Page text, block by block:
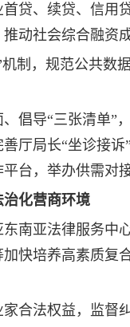
贷、续贷、信用
动社会综合融资
制，规范公共数
倡导“三张清单”
厅局长“坐诊接
台，举办供需对
治化营商环境
南亚法律服务中
快培养高素质复
合法权益，监督